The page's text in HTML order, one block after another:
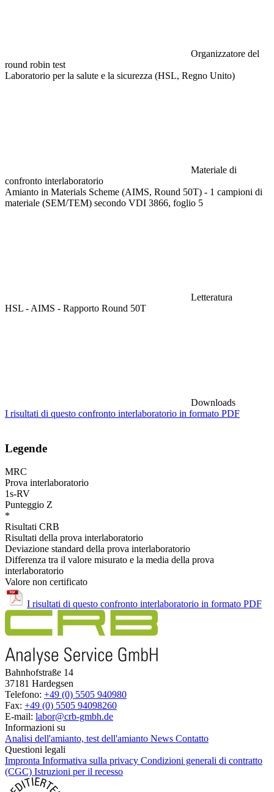
Organizzatore del
round robin test
Laboratorio per la salute e la sicurezza (HSL, Regno Unito)
Materiale di
confronto interlaboratorio
Amianto in Materials Scheme (AIMS, Round 50T) - 1 campioni di
materiale (SEM/TEM) secondo VDI 3866, foglio 5
Letteratura
HSL - AIMS - Rapporto Round 50T
Downloads
I risultati di questo confronto interlaboratorio in formato PDF
Legende
MRC
Prova interlaboratorio
1s-RV
Punteggio Z
*
Risultati CRB
Risultati della prova interlaboratorio
Deviazione standard della prova interlaboratorio
Differenza tra il valore misurato e la media della prova
interlaboratorio
Valore non certificato
I risultati di questo confronto interlaboratorio in formato PDF
Bahnhofstraße 14
37181 Hardegsen
Telefono: +49 (0) 5505 940980
Fax: +49 (0) 5505 94098260
E-mail: labor@crb-gmbh.de
Informazioni su
Analisi dell'amianto, test dell'amianto News Contatto
Questioni legali
Impronta Informativa sulla privacy Condizioni generali di contratto
(CGC) Istruzioni per il recesso